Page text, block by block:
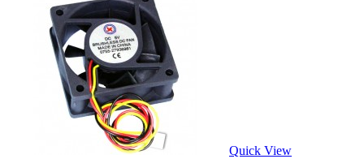
Quick View